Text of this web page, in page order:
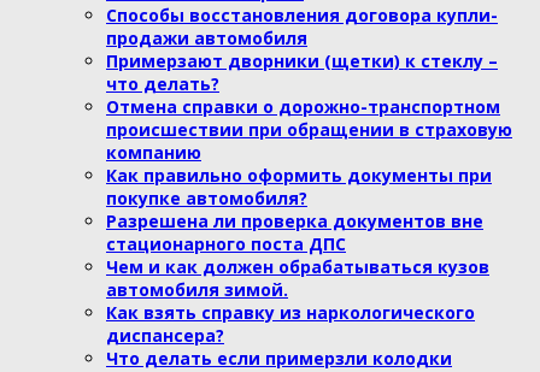
Способы восстановления договора купли-
продажи автомобиля
Примерзают дворники (щетки) к стеклу –
что делать?
Отмена справки о дорожно-транспортном
происшествии при обращении в страховую
компанию
Как правильно оформить документы при
покупке автомобиля?
Разрешена ли проверка документов вне
стационарного поста ДПС
Чем и как должен обрабатываться кузов
автомобиля зимой.
Как взять справку из наркологического
диспансера?
Что делать если примерзли колодки